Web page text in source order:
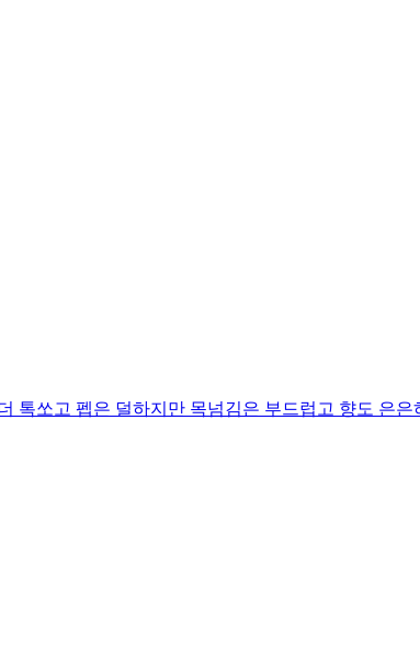
쏘고 펩은 덜하지만 목넘김은 부드럽고 향도 은